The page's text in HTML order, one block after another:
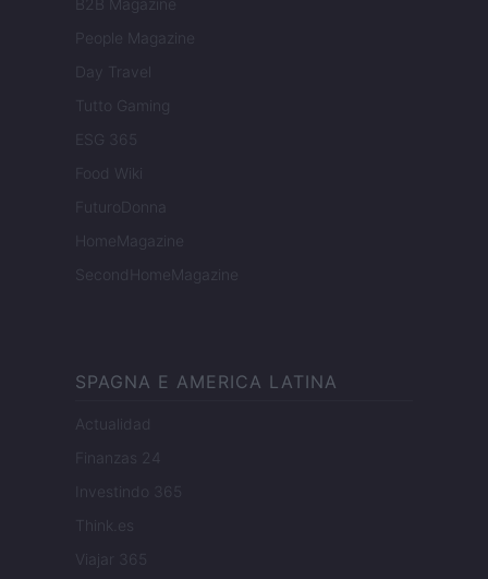
B2B Magazine
People Magazine
Day Travel
Tutto Gaming
ESG 365
Food Wiki
FuturoDonna
HomeMagazine
SecondHomeMagazine
SPAGNA E AMERICA LATINA
Actualidad
Finanzas 24
Investindo 365
Think.es
Viajar 365